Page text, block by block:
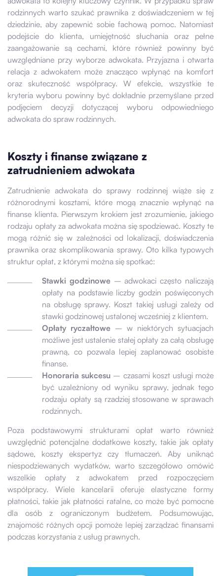
rodzinnych warto szukać prawnika z doświadczeniem w tej
dziedzinie, aby zapewnić sobie fachową pomoc. Natomiast
podejście do klienta, umiejętność słuchania oraz pełne
zaangażowanie są cechami, które również powinny być
uwzględniane przy wyborze adwokata. Przyjazna i otwarta
relacja z adwokatem może znacząco wpłynąć na komfort
oraz skuteczność współpracy. W efekcie, wszystkie te
kryteria wyboru powinny być dokładnie przemyślane przed
podjęciem decyzji dotyczącej wyboru odpowiedniego
adwokata do spraw rodzinnych.
Koszty i finanse związane z
zatrudnieniem adwokata
Zatrudnienie adwokata do sprawy rodzinnej wiąże się z
różnorodnymi kosztami, które mogą znacznie wpłynąć na
finanse klienta. Pierwszym krokiem jest zrozumienie, jakiego
rodzaju opłaty za adwokata można się spodziewać. Koszty te
mogą różnić się w zależności od lokalizacji, doświadczenia
prawnika oraz skomplikowania sprawy. Oto kilka typowych
struktur opłat, z którymi można się spotkać:
Stawki godzinowe– adwokaci często naliczają
opłaty na podstawie liczby godzin poświęconych
na obsługę sprawy. Koszt takiej usługi zależy od
stawki godzinowej ustalonej wcześniej z klientem.
Opłaty ryczałtowe – w niektórych sytuacjach
możliwe jest ustalenie stałej opłaty za całą obsługę
prawną, co pozwala lepiej zaplanować osobiste
finanse.
Honoraria sukcesu – czasami koszt usługi może
być uzależniony od wyniku sprawy, jednak tego
rodzaju opłaty są rzadziej stosowane w sprawach
rodzinnych.
Poza podstawowymi strukturami opłat warto również
uwzględnić potencjalne dodatkowe koszty, takie jak opłaty
sądowe, koszty ekspertyz czy tłumaczeń. Aby uniknąć
niespodziewanych wydatków, warto szczegółowo omówić
wszelkie opłaty z adwokatem przed rozpoczęciem
współpracy. Wiele kancelarii oferuje elastyczne formy
płatności, takie jak płatności ratalne, co może być pomocne
dla osób z ograniczonym budżetem. Podsumowując,
znajomość różnych opcji pomoże lepiej zarządzać finansami
podczas korzystania z usług prawnych.